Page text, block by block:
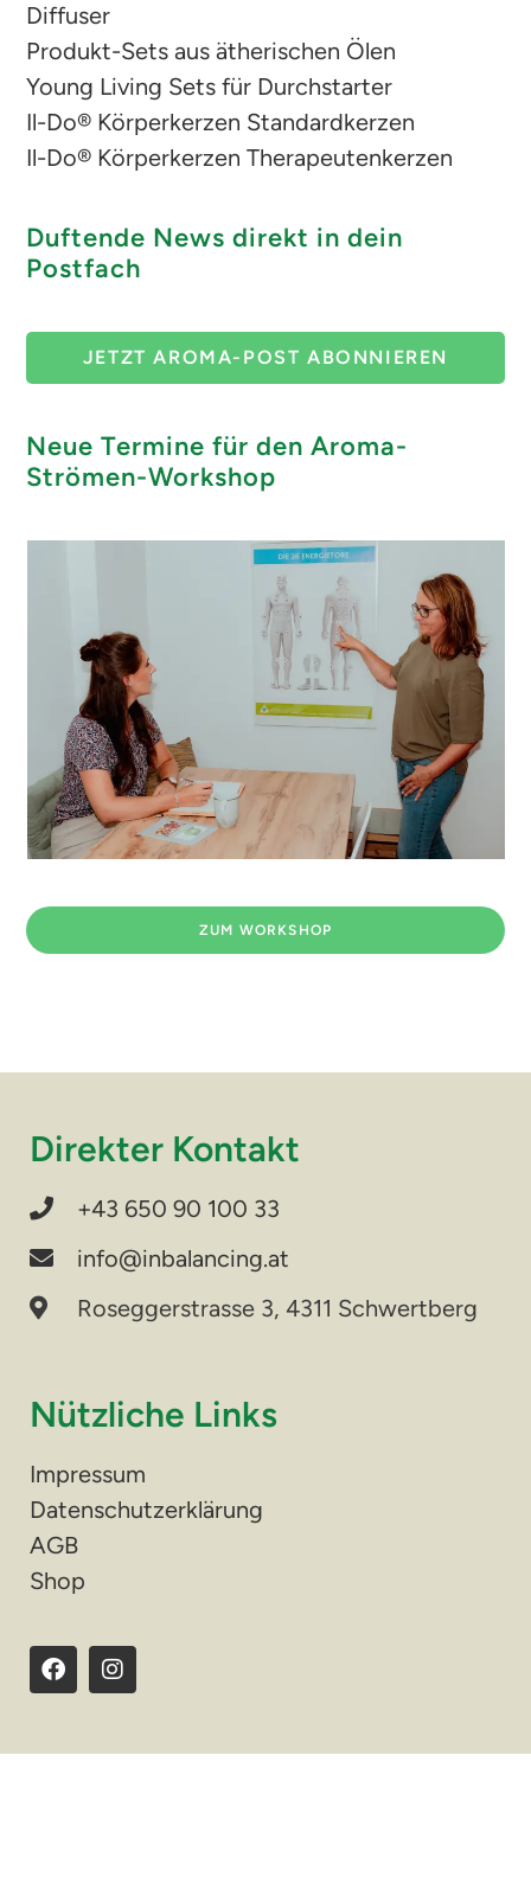
Diffuser
Produkt-Sets aus ätherischen Ölen
Young Living Sets für Durchstarter
Il-Do® Körperkerzen Standardkerzen
Il-Do® Körperkerzen Therapeutenkerzen
Duftende News direkt in dein
Postfach
JETZT AROMA-POST ABONNIEREN
Neue Termine für den Aroma-
Strömen-Workshop
ZUM WORKSHOP
Direkter Kontakt
+43 650 90 100 33
info@inbalancing.at
Roseggerstrasse 3, 4311 Schwertberg
Nützliche Links
Impressum
Datenschutzerklärung
AGB
Shop